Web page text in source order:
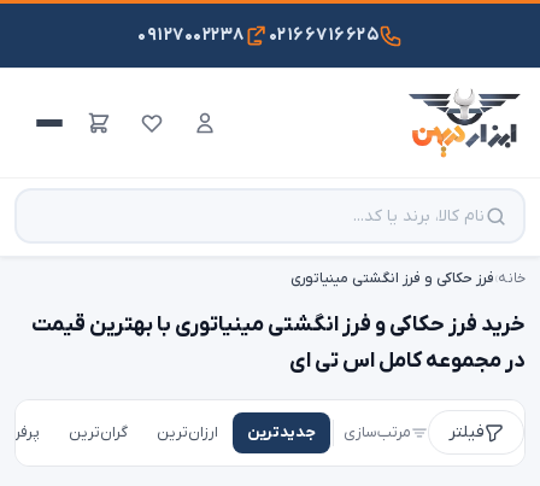
۰۲۱۶۶۷۱۶۶۲۵ ۰۹۱۲۷۰۰۲۲۳۸
خانه›فرز حکاکی و فرز انگشتی مینیاتوری
خرید فرز حکاکی و فرز انگشتی مینیاتوری با بهترین قیمت
در مجموعه کامل اس تی ای
فیلتر مرتب‌سازی جدیدترین ارزان‌ترین گران‌ترین